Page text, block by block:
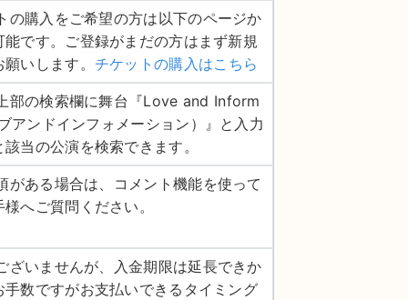
の購入をご希望の方は以下のページか
能です。ご登録がまだの方はまず新規
いします。 チケットの購入はこちら
部の検索欄に舞台『Love and Inform
アンドインフォメーション）』と入力
当の公演を検索できます。
がある場合は、コメント機能を使って
へご質問ください。
ざいませんが、入金期限は延長できか
手数ですがお支払いできるタイミング